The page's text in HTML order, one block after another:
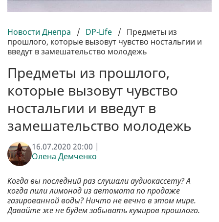
Новости Днепра / DP-Life / Предметы из
прошлого, которые вызовут чувство ностальгии и
введут в замешательство молодежь
Предметы из прошлого,
которые вызовут чувство
ностальгии и введут в
замешательство молодежь
16.07.2020 20:00 |
Олена Демченко
Когда вы последний раз слушали аудиокассету? А
когда пили лимонад из автомата по продаже
газированной воды? Ничто не вечно в этом мире.
Давайте же не будем забывать кумиров прошлого.